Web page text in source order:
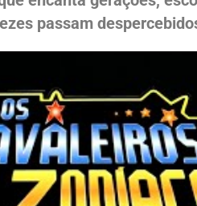
passam